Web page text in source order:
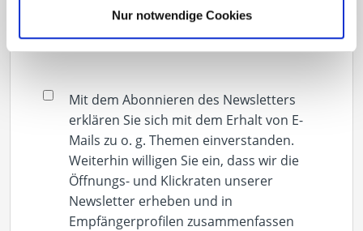
Nur notwendige Cookies
Eurotec COACH Solar
Mit dem Abonnieren des Newsletters
erklären Sie sich mit dem Erhalt von E-
Mails zu o. g. Themen einverstanden.
Weiterhin willigen Sie ein, dass wir die
Öffnungs- und Klickraten unserer
Newsletter erheben und in
Empfängerprofilen zusammenfassen